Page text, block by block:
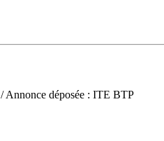
/ Annonce déposée : ITE BTP